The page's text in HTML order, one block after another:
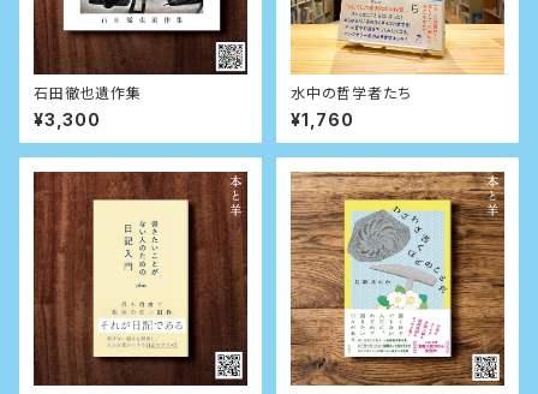
石田徹也遺作集
¥3,300
水中の哲学者たち
¥1,760